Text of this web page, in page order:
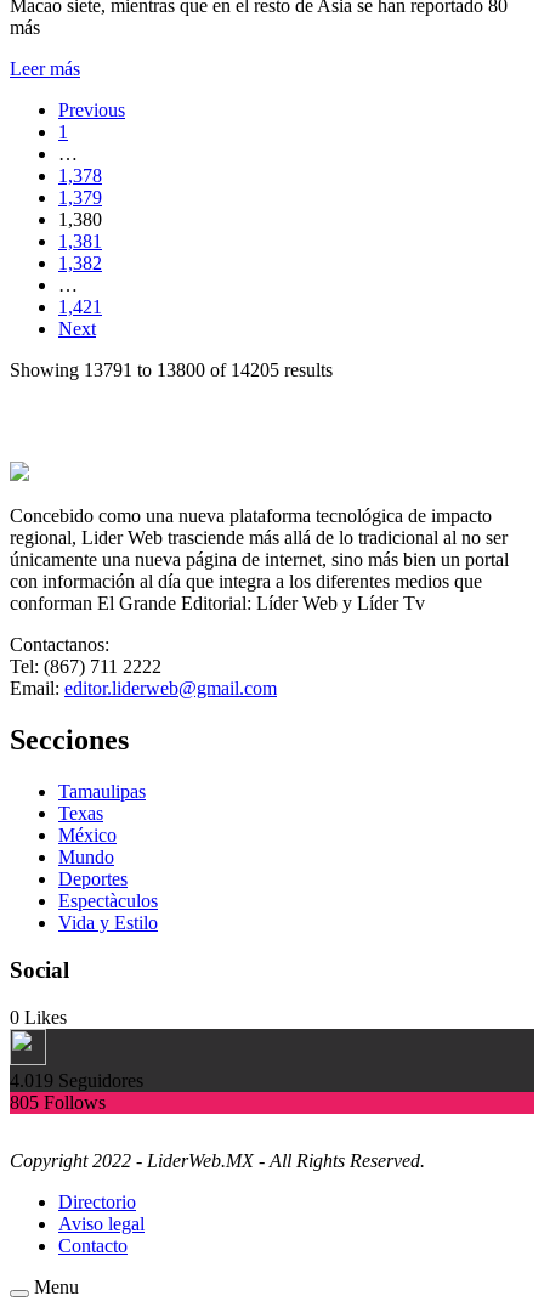
coronavirus
Macao siete, mientras que en el resto de Asia se han reportado 80
más
Leer más
Previous
1
…
1,378
1,379
1,380
1,381
1,382
…
1,421
Next
Showing 13791 to 13800 of 14205 results
Concebido como una nueva plataforma tecnológica de impacto
regional, Lider Web trasciende más allá de lo tradicional al no ser
únicamente una nueva página de internet, sino más bien un portal
con información al día que integra a los diferentes medios que
conforman El Grande Editorial: Líder Web y Líder Tv
Contactanos:
Tel: (867) 711 2222
Email: editor.liderweb@gmail.com
Secciones
Tamaulipas
Texas
México
Mundo
Deportes
Espectàculos
Vida y Estilo
Social
0 Likes
4.019 Seguidores
805 Follows
Copyright 2022 - LiderWeb.MX - All Rights Reserved.
Directorio
Aviso legal
Contacto
Menu